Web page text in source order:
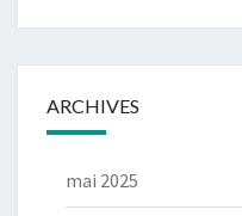
ARCHIVES
mai 2025